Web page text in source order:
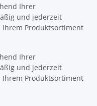
Ihrer
und jederzeit
Produktsortiment
Ihrer
und jederzeit
Produktsortiment